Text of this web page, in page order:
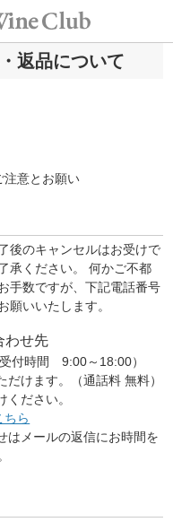
返品について
注意とお願い
後のキャンセルはお受けで
承ください。 何かご不都
手数ですが、下記電話番号
願いいたします。
わせ先
付時間 9:00～18:00）
けます。（通話料 無料）
ださい。
ちら
はメールの返信にお時間を